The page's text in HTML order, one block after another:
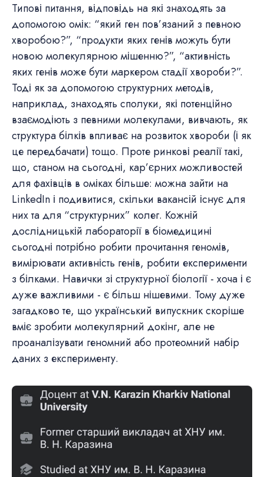
Типові питання, відповідь на які знаходять за
допомогою омік: “який ген пов’язаний з певною
хворобою?”, “продукти яких генів можуть бути
новою молекулярною мішенню?”, “активність
яких генів може бути маркером стадії хвороби?”.
Тоді як за допомогою структурних методів,
наприклад, знаходять сполуки, які потенційно
взаємодіють з певними молекулами, вивчають, як
структура білків впливає на розвиток хвороби (і як
це передбачати) тощо. Проте ринкові реалії такі,
що, станом на сьогодні, кар’єрних можливостей
для фахівців в оміках більше: можна зайти на
LinkedIn і подивитися, скільки вакансій існує для
них та для “структурних” колег. Кожній
дослідницькій лабораторії в біомедицині
сьогодні потрібно робити прочитання геномів,
вимірювати активність генів, робити експерименти
з білками. Навички зі структурної біології - хоча і є
дуже важливими - є більш нішевими. Тому дуже
загадково те, що український випускник скоріше
вміє зробити молекулярний докінг, але не
проаналізувати геномний або протеомний набір
даних з експерименту.